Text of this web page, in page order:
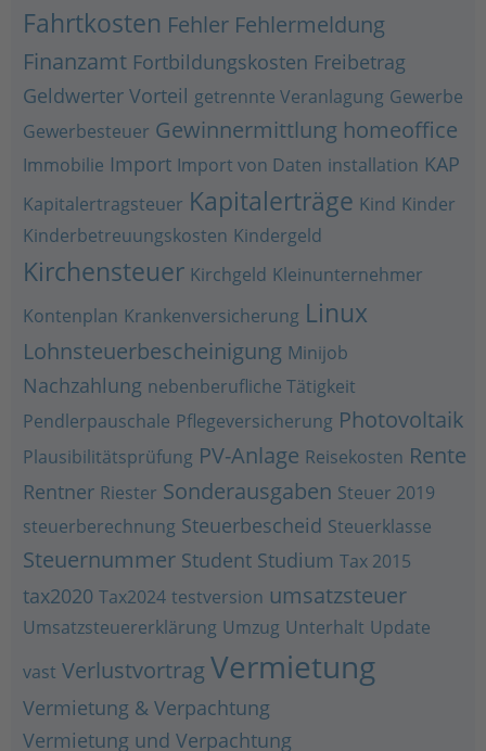
Fahrtkosten Fehler Fehlermeldung
Finanzamt Fortbildungskosten Freibetrag
Geldwerter Vorteil getrennte Veranlagung Gewerbe
Gewerbesteuer Gewinnermittlung homeoffice
Immobilie Import Import von Daten installation KAP
Kapitalertragsteuer Kapitalerträge Kind Kinder
Kinderbetreuungskosten Kindergeld
Kirchensteuer Kirchgeld Kleinunternehmer
Kontenplan Krankenversicherung Linux
Lohnsteuerbescheinigung Minijob
Nachzahlung nebenberufliche Tätigkeit
Pendlerpauschale Pflegeversicherung Photovoltaik
Plausibilitätsprüfung PV-Anlage Reisekosten Rente
Rentner Riester Sonderausgaben Steuer 2019
steuerberechnung Steuerbescheid Steuerklasse
Steuernummer Student Studium Tax 2015
tax2020 Tax2024 testversion umsatzsteuer
Umsatzsteuererklärung Umzug Unterhalt Update
vast VerlustvortragVermietung
Vermietung & Verpachtung
Vermietung und Verpachtung